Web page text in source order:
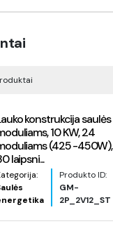
konstrukcija saulės
10 KW, 24
(425 -450W),
laipsni...
Produkto ID:
GM-
2P_2V12_ST